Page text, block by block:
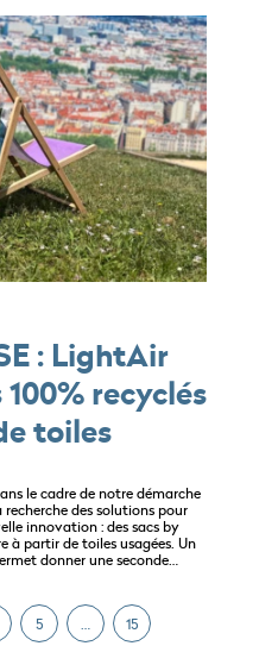
: LightAir
recyclés
toiles
le cadre de notre démarche
recherche des solutions pour
innovation : des sacs by
à partir de toiles usagées. Un
donner une seconde…
5 … 15